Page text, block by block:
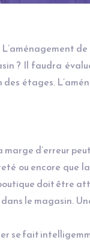
de
? Il faudra
étages.
d’erreur
ou encore que
doit être
le magasin.
se fait